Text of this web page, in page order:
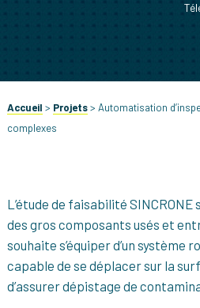
Accueil > Projets> Automatisation
complexes
L’étude de faisabilité SINCRONE
des gros composants usés et
souhaite s’équiper d’un système
capable de se déplacer sur la
d’assurer dépistage de